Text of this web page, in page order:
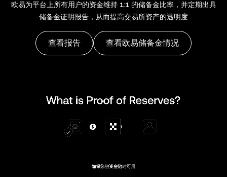
欧易为平台上所有用户的资金维持 1:1 的储备金比率，并定期出具
储备金证明报告，从而提高交易所资产的透明度
查看报告 查看欧易储备金情况